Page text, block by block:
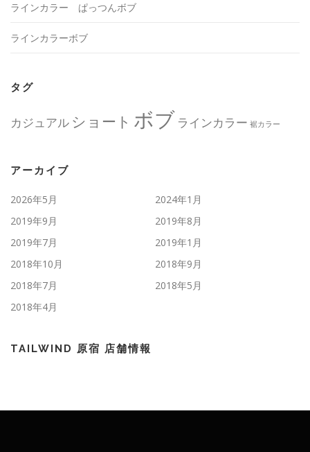
ラインカラー ぱっつんボブ
ラインカラーボブ
タグ
カジュアル ショート ボブ ラインカラー 裾カラー
アーカイブ
2026年5月
2024年1月
2019年9月
2019年8月
2019年7月
2019年1月
2018年10月
2018年9月
2018年7月
2018年5月
2018年4月
TAILWIND 原宿 店舗情報